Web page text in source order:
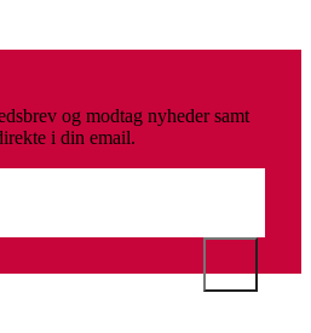
og modtag nyheder samt
i din email.